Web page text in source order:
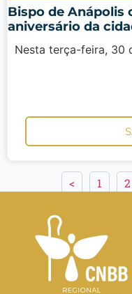
Bispo de Anápolis
aniversário da
Nesta terça-feira, 30
< 1 2